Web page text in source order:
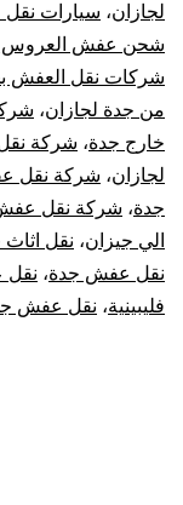
لجازان، سيارات
شحن عفش العروس
شركات نقل العفش
من جدة لجازان،
خارج جدة، شركة
لجازان، شركة نقل
جدة، شركة نقل
الي جيزان، نقل
نقل عفش جدة، نقل
فليبينية، نقل عفش